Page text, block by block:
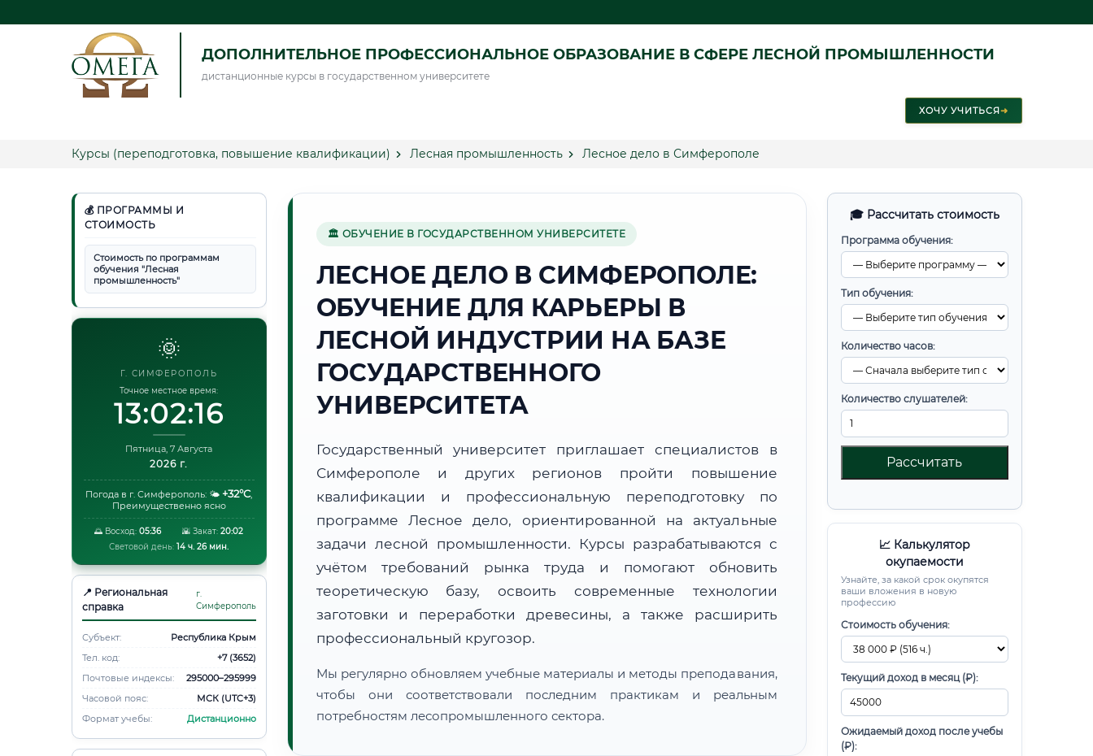
ДОПОЛНИТЕЛЬНОЕ ПРОФЕССИОНАЛЬНОЕ ОБРАЗОВАНИЕ В СФЕРЕ ЛЕСНОЙ ПРОМЫШЛЕННОСТИ
дистанционные курсы в государственном университете
ХОЧУ УЧИТЬСЯ➜
Курсы (переподготовка, повышение квалификации) Лесная промышленность Лесное дело в Симферополе
💰 ПРОГРАММЫ И
СТОИМОСТЬ
Стоимость по программам
обучения "Лесная
промышленность"
🌞
Г. СИМФЕРОПОЛЬ
Точное местное время:
13:02:17
Пятница, 7 Августа
2026 г.
Погода в г. Симферополь: 🌤️ +32°C,
Преимущественно ясно
🌅 Восход: 05:36 🌇 Закат:20:02
Световой день: 14 ч. 26 мин.
📍 Региональная
справка
г.
Симферополь
Субъект:
Республика Крым
Тел. код:
+7 (3652)
Почтовые индексы:
295000–295999
Часовой пояс:
МСК (UTC+3)
Формат учебы:
Дистанционно
🎓 Рассчитать стоимость
Программа обучения:
Тип обучения:
Количество часов:
Количество слушателей:
Рассчитать
📈 Калькулятор
окупаемости
Узнайте, за какой срок окупятся
ваши вложения в новую
профессию
Стоимость обучения:
Текущий доход в месяц (₽):
Ожидаемый доход после учебы
(₽):
🏛 ОБУЧЕНИЕ В ГОСУДАРСТВЕННОМ УНИВЕРСИТЕТЕ
ЛЕСНОЕ ДЕЛО В СИМФЕРОПОЛЕ:
ОБУЧЕНИЕ ДЛЯ КАРЬЕРЫ В
ЛЕСНОЙ ИНДУСТРИИ НА БАЗЕ
ГОСУДАРСТВЕННОГО
УНИВЕРСИТЕТА
Государственный университет приглашает специалистов в
Симферополе и других регионов пройти повышение
квалификации и профессиональную переподготовку по
программе Лесное дело, ориентированной на актуальные
задачи лесной промышленности. Курсы разрабатываются с
учётом требований рынка труда и помогают обновить
теоретическую базу, освоить современные технологии
заготовки и переработки древесины, а также расширить
профессиональный кругозор.
Мы регулярно обновляем учебные материалы и методы преподавания,
чтобы они соответствовали последним практикам и реальным
потребностям лесопромышленного сектора.